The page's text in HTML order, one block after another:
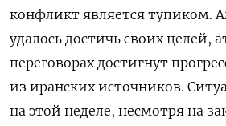
конфликт является тупиком.
удалось ‌достичь своих целей,
переговорах достигнут
из иранских источников.
на ​этой неделе, несмотря на